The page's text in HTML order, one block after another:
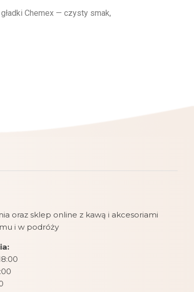
Chemex — czysty smak,
oraz sklep online z kawą i akcesoriami
i w podróży